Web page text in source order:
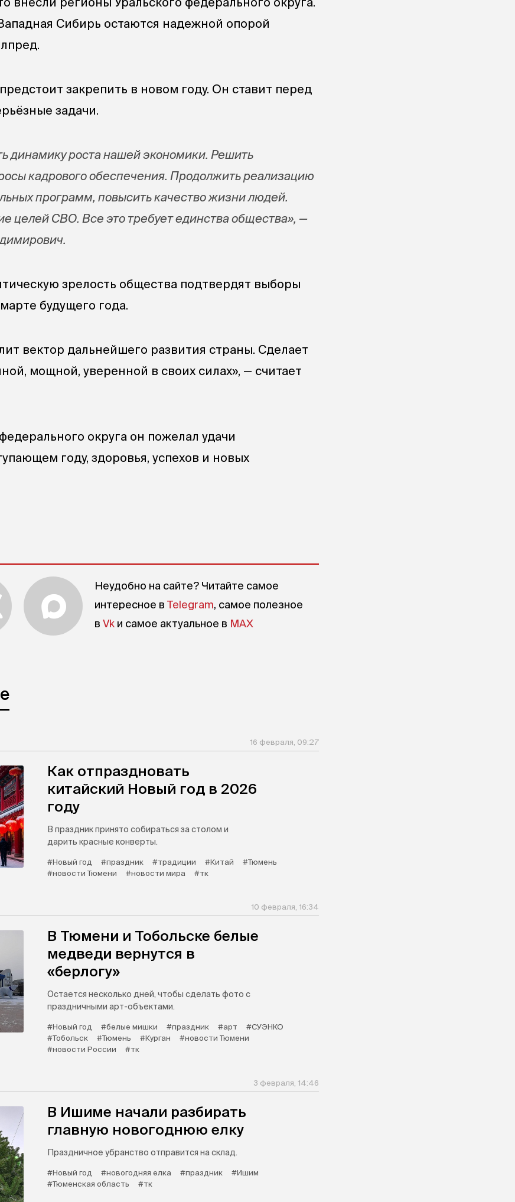
Сибирь остаются надежной опорой
закрепить в новом году. Он ставит перед
задачи.
динамику роста нашей экономики. Решить
кадрового обеспечения. Продолжить реализацию
программ, повысить качество жизни людей.
целей СВО. Все это требует единства общества», —
зрелость общества подтвердят выборы
будущего года.
вектор дальнейшего развития страны. Сделает
мощной, уверенной в своих силах», — считает
округа он пожелал удачи
году, здоровья, успехов и новых
Неудобно на сайте? Читайте самое
интересное в Telegram, самое полезное
в Vk и самое актуальное в MAX
16 февраля, 09:27
Как отпраздновать
китайский Новый год в 2026
году
В праздник принято собираться за столом и
дарить красные конверты.
#Новый год #праздник #традиции #Китай
#Тюмень
#новости Тюмени
#новости мира #тк
10 февраля, 16:34
В Тюмени и Тобольске белые
медведи вернутся в
«берлогу»
Остается несколько дней, чтобы сделать фото с
праздничными арт-объектами.
#Новый год #белые мишки #праздник #арт
#СУЭНКО
#Тобольск
#Тюмень #Курган
#новости Тюмени
#новости России
#тк
3 февраля, 14:46
В Ишиме начали разбирать
главную новогоднюю елку
Праздничное убранство отправится на склад.
#Новый год #новогодняя елка #праздник
#Ишим
#Тюменская область
#тк